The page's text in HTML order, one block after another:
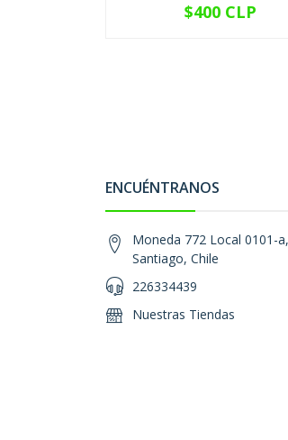
VER OPCIONES
$400 CLP
ENCUÉNTRANOS
Moneda 772 Local 0101-
Santiago, Chile
226334439
Nuestras Tiendas